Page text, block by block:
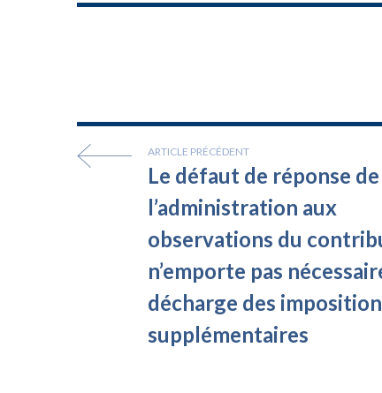
ARTICLE PRÉCÉDENT
Le défaut de réponse de
l’administration aux
observations du
n’emporte pas
décharge des
supplémentaires